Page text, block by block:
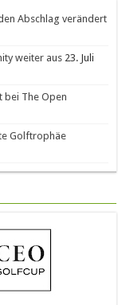
Abschlag verändert
weiter aus 23. Juli
bei The Open
Golftrophäe